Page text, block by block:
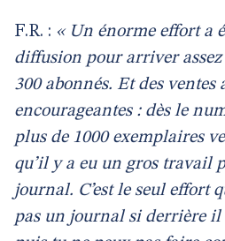
F.R. : « Un énorme effort a
diffusion pour arriver
300 abonnés. Et des ventes
encourageantes : dès le
plus de 1000 exemplaires
qu’il y a eu un gros travail
journal. C’est le seul effort
pas un journal si derrière il